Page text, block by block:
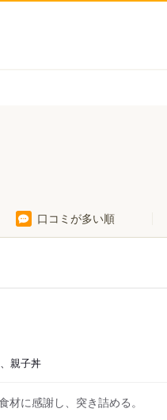
口コミが多い順
親子丼
に感謝し、突き詰める。